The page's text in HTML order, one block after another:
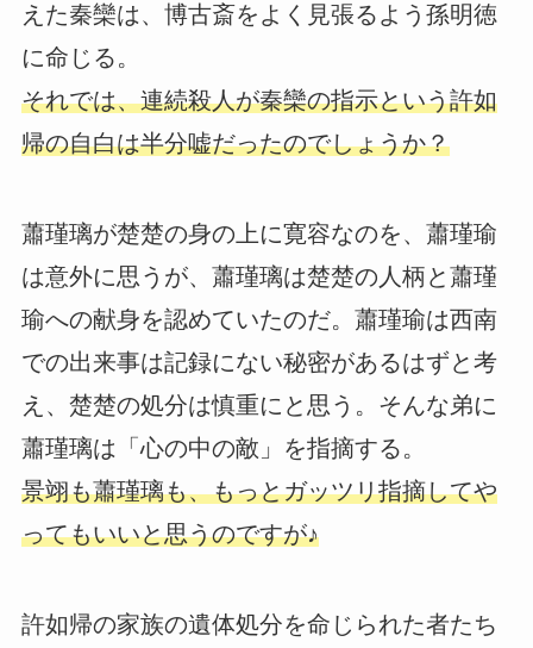
えた秦欒は、博古斎をよく見張るよう孫明徳
に命じる。
それでは、連続殺人が秦欒の指示という許如
帰の自白は半分嘘だったのでしょうか？
蕭瑾璃が楚楚の身の上に寛容なのを、蕭瑾瑜
は意外に思うが、蕭瑾璃は楚楚の人柄と蕭瑾
瑜への献身を認めていたのだ。蕭瑾瑜は西南
での出来事は記録にない秘密があるはずと考
え、楚楚の処分は慎重にと思う。そんな弟に
蕭瑾璃は「心の中の敵」を指摘する。
景翊も蕭瑾璃も、もっとガッツリ指摘してや
ってもいいと思うのですが♪
許如帰の家族の遺体処分を命じられた者たち